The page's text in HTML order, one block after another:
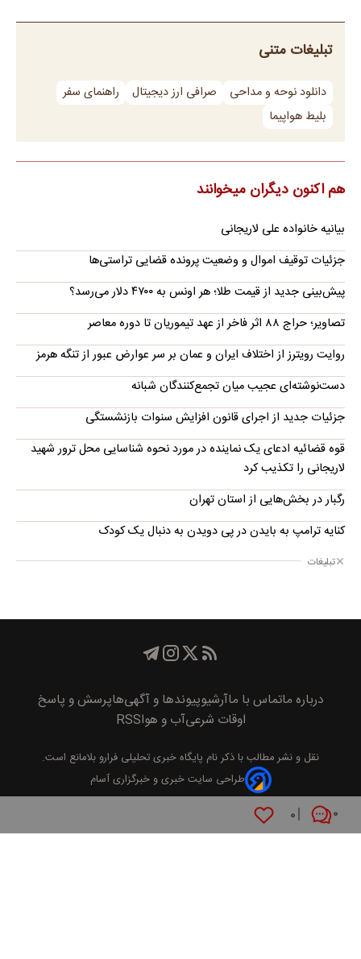
۰ ۰
تبلیغات متنی
دانلود نوحه و مداحی صرافی ارز دیجیتال
راهنمای سفر
بلیط هواپیما
هم اکنون دیگران میخوانند
بیانیه خانواده علی لاریجانی
جزئیات توقیف اموال و وضعیت پرونده قضایی تراستی‌ها
پیش‌بینی جدید از قیمت طلا؛ هر اونس به ۴۷۰۰ دلار می‌رسد؟
تصاویر؛ حراج ۸۸ اثر فاخر از عهد تیموریان تا دوره معاصر
روایت رویترز از اختلاف ایران و عمان بر سر عوارض عبور از تنگه هرمز
دست‌نوشته‌ای عجیب میان تجمع‌کنندگان شبانه
جزئیات جدید از اجرای قانون افزایش سنوات بازنشستگی
قوه قضائیه ادعای یک نماینده در مورد نحوه شناسایی محل ترور شهید
لاریجانی را تکذیب کرد
رگبار در بخش‌هایی از استان تهران
کنایه ترامپ به بایدن در پی دویدن به دنبال یک کودک
تبلیغات
درباره ماتماس با ماآرشیوپیوند‌ها و آگهی‌هاپرسش و پاسخ
اوقات شرعیآب و هواRSS
نقل و نشر مطالب با ذکر نام پايگاه خبری تحليلی فراروبلامانع است.
طراحی سایت خبری و خبرگزاری آسام